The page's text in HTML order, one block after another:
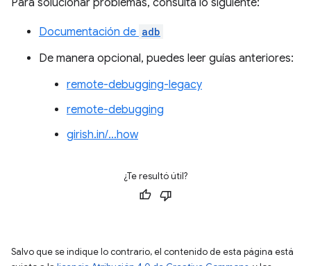
Documentación de adb
De manera opcional, puedes leer guías anteriores:
remote-debugging-legacy
remote-debugging
girish.in/…how
¿Te resultó útil?
Salvo que se indique lo contrario, el contenido de esta página está